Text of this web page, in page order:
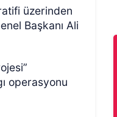
üzerinden
Başkanı Ali
operasyonu